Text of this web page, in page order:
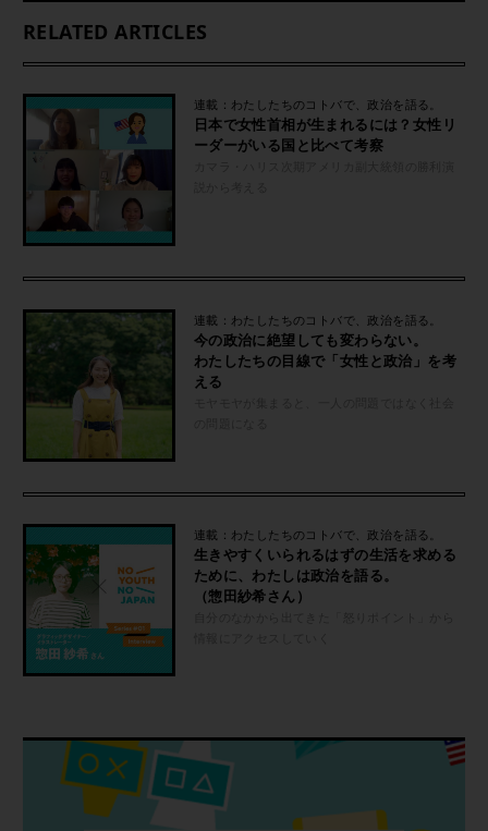
RELATED ARTICLES
連載：わたしたちのコトバで、政治を語る。
日本で女性首相が生まれるには？女性リ
ーダーがいる国と比べて考察
連載：わたしたちのコトバで、政治を語る。
今の政治に絶望しても変わらない。
わたしたちの目線で「女性と政治」を考
える
連載：わたしたちのコトバで、政治を語る。
生きやすくいられるはずの生活を求める
ために、わたしは政治を語る。
（惣田紗希さん）